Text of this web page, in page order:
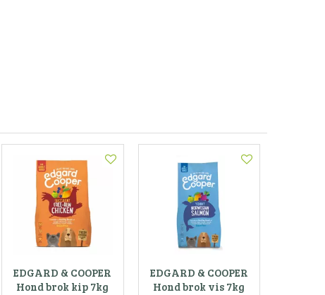
EDGARD & COOPER
Hond brok kip 7kg
EDGARD & COOPER
Hond brok vis 7kg